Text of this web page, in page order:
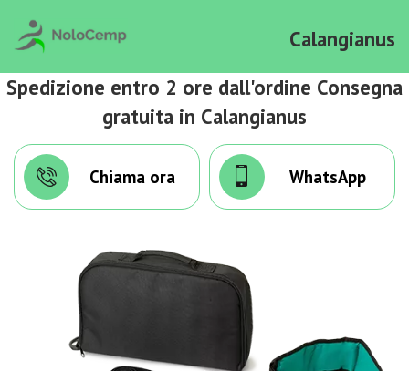
Calangianus
Spedizione entro 2 ore dall'ordine Consegna
gratuita in Calangianus
Chiama ora WhatsApp